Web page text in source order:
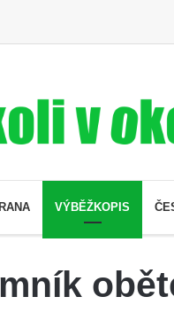
VÝBĚŽKOPIS